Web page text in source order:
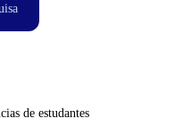
de estudantes